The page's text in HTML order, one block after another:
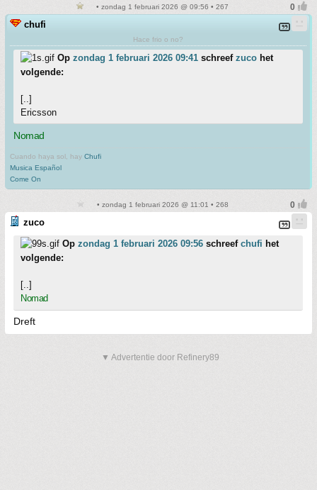
• zondag 1 februari 2026 @ 09:56 • 267
chufi
Hace frio o no?
Op zondag 1 februari 2026 09:41 schreef zuco het
volgende:
[..]
Ericsson
Nomad
Cuando haya sol, hay Chufi
Musica Español
Come On
• zondag 1 februari 2026 @ 11:01 • 268
zuco
Op zondag 1 februari 2026 09:56 schreef chufi het
volgende:
[..]
Nomad
Dreft
▼ Advertentie door Refinery89